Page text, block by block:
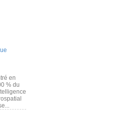
en
% du